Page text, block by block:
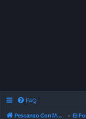
FAQ
Pescando Con Mosca